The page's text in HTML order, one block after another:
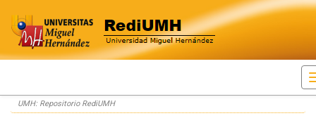
Skip
navigation
UMH: Repositorio RediUMH